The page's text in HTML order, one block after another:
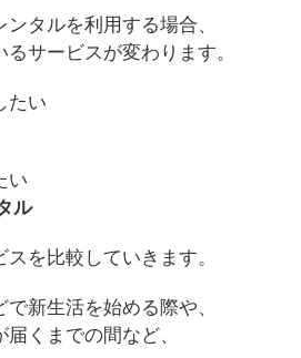
タルを利用する場合、
サービスが変わります。
たい
い
ル
を比較していきます。
新生活を始める際や、
くまでの間など、